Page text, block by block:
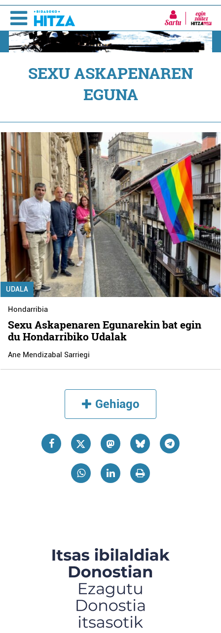
Sartu
SEXU ASKAPENAREN
EGUNA
UDALA
Hondarribia
Sexu Askapenaren Egunarekin bat egin
du Hondarribiko Udalak
Ane Mendizabal Sarriegi
Gehiago